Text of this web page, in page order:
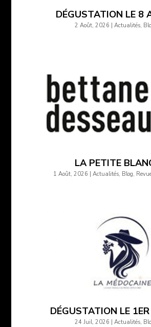
DÉGUSTATION LE 8
2 Août, 2026 Actualités,
LA PETITE
1 Août, 2026 | Actualités, Blog,
DÉGUSTATION LE
24 Juil, 2026 Actualités,